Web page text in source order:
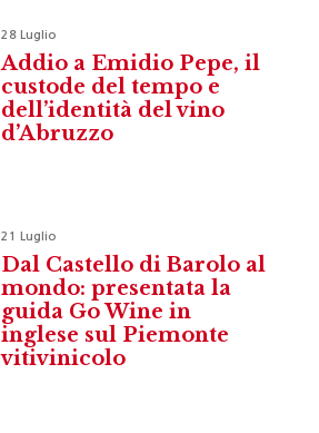
28 Luglio
Addio a Emidio Pepe, il
custode del tempo e
dell’identità del vino
d’Abruzzo
21 Luglio
Dal Castello di Barolo al
mondo: presentata la
guida Go Wine in
inglese sul Piemonte
vitivinicolo